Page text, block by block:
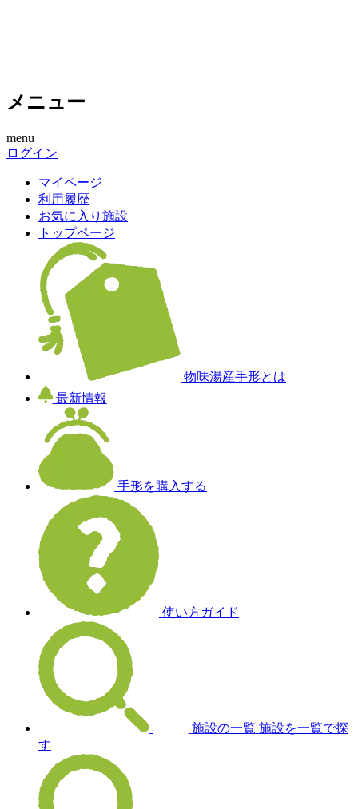
メニュー
menu
ログイン
マイページ
利用履歴
お気に入り施設
トップページ
物味湯産手形とは
最新情報
手形を購入する
使い方ガイド
施設の一覧 施設を一覧で探
す